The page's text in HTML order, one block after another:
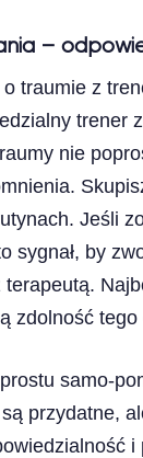
–
traumie z
trener
nie
Jeśli
sygnał, by
zdolność tego
samo-
przydatne,
i